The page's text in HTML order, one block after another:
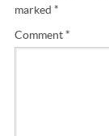
marked *
Comment*